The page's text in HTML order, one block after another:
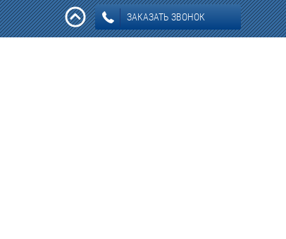
ЗАКАЗАТЬ ЗВОНОК